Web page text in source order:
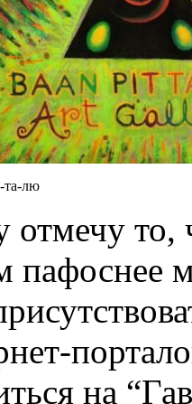
та-лю
отмечу то,
пафоснее
на